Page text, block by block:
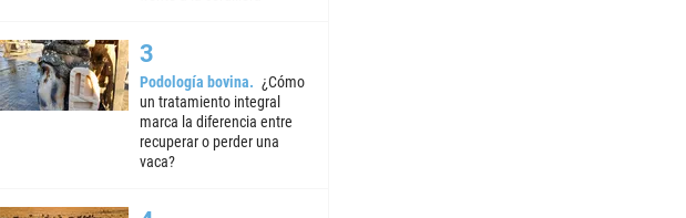
Podología bovina
¿Cómo
un tratamiento integral
marca la diferencia entre
recuperar o perder una
vaca?